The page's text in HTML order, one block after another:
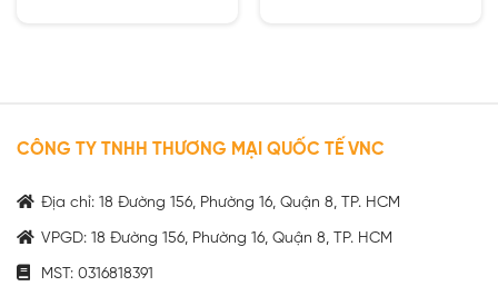
CÔNG TY TNHH THƯƠNG MẠI QUỐC TẾ VNC
Địa chỉ: 18 Đường 156, Phường 16, Quận 8, TP. HCM
VPGD: 18 Đường 156, Phường 16, Quận 8, TP. HCM
MST: 0316818391